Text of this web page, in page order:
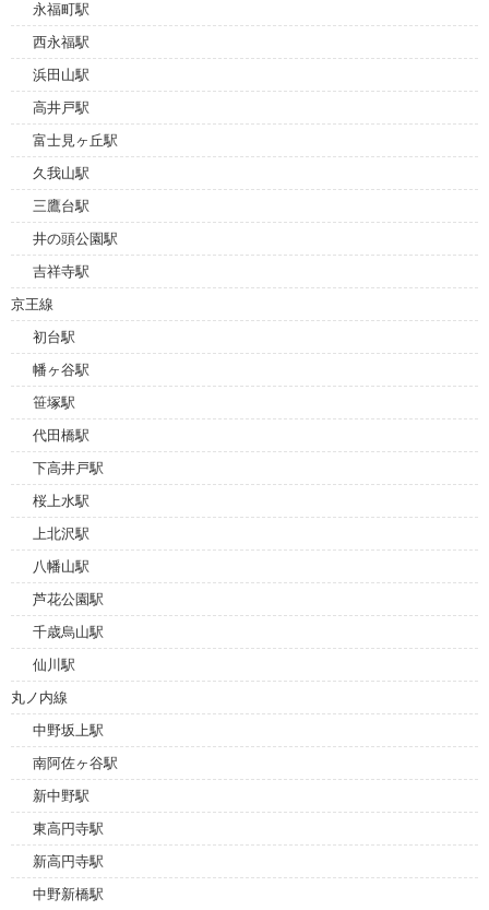
永福町駅
西永福駅
浜田山駅
高井戸駅
富士見ヶ丘駅
久我山駅
三鷹台駅
井の頭公園駅
吉祥寺駅
京王線
初台駅
幡ヶ谷駅
笹塚駅
代田橋駅
下高井戸駅
桜上水駅
上北沢駅
八幡山駅
芦花公園駅
千歳烏山駅
仙川駅
丸ノ内線
中野坂上駅
南阿佐ヶ谷駅
新中野駅
東高円寺駅
新高円寺駅
中野新橋駅